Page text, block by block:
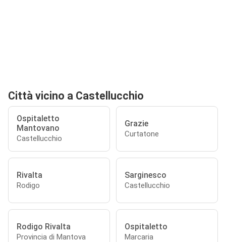
Città vicino a Castellucchio
Ospitaletto
Mantovano
Castellucchio
Grazie
Curtatone
Rivalta
Rodigo
Sarginesco
Castellucchio
Rodigo Rivalta
Provincia di Mantova
Ospitaletto
Marcaria